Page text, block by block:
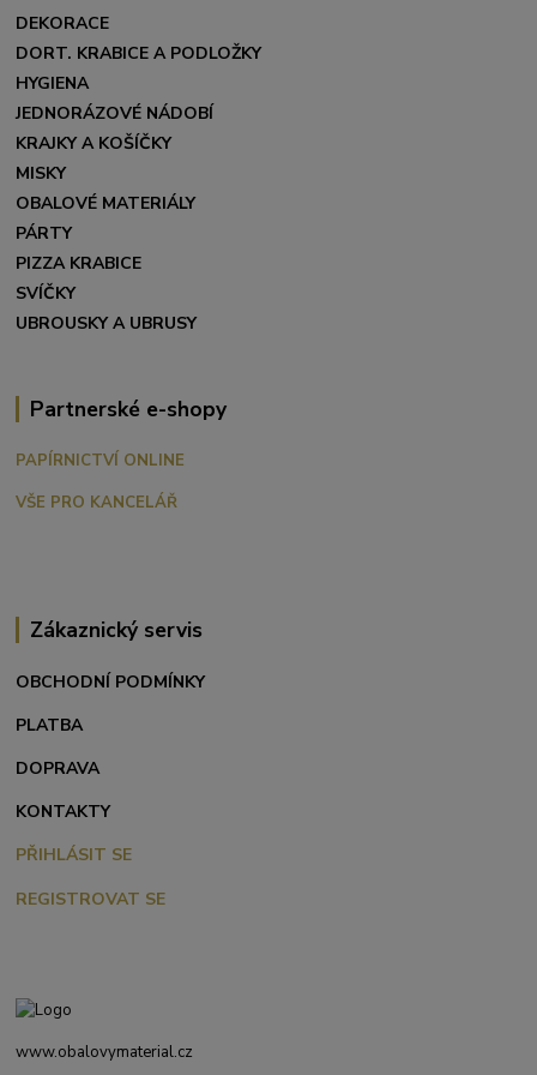
DEKORACE
DORT. KRABICE A PODLOŽKY
HYGIENA
JEDNORÁZOVÉ NÁDOBÍ
KRAJKY A KOŠÍČKY
MISKY
OBALOVÉ MATERIÁLY
PÁRTY
PIZZA KRABICE
SVÍČKY
UBROUSKY A UBRUSY
Partnerské e-shopy
PAPÍRNICTVÍ ONLINE
VŠE PRO KANCELÁŘ
Zákaznický servis
OBCHODNÍ PODMÍNKY
PLATBA
DOPRAVA
KONTAKTY
PŘIHLÁSIT SE
REGISTROVAT SE
www.obalovymaterial.cz